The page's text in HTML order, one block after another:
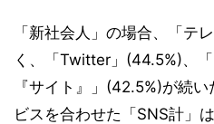
「新社会人」の場合、「テ
く、「Twitter」(44.5%)、
『サイト』」(42.5%)が続
ビスを合わせた「SNS計」